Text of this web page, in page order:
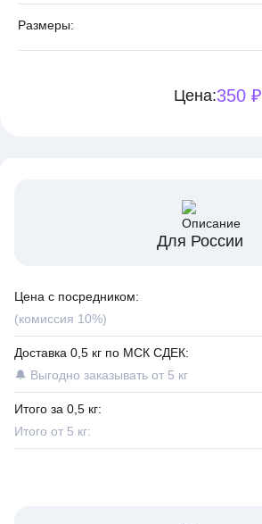
Размеры:
Цена:350 ₽
Для России
Цена с посредником:
(комиссия 10%)
Доставка 0,5 кг по МСК СДЕК:
🔔 Выгодно заказывать от 5 кг
Итого за 0,5 кг:
Итого от 5 кг: